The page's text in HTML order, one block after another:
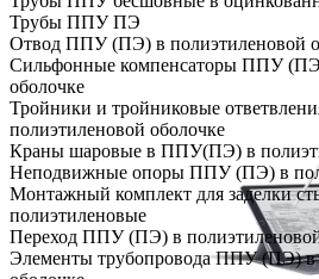
Трубы ППУ ПЭ
Отвод ППУ (ПЭ) в полиэтиленовой
Сильфонные компенсаторы ППУ
оболочке
Тройники и тройниковые
полиэтиленовой оболочке
Краны шаровые в ППУ(ПЭ) в
Неподвижные опоры ППУ (ПЭ) в
Монтажный комплект для заделки
полиэтиленовые
Переход ППУ (ПЭ) в
Элементы трубопровода ППУ (ПЭ) в